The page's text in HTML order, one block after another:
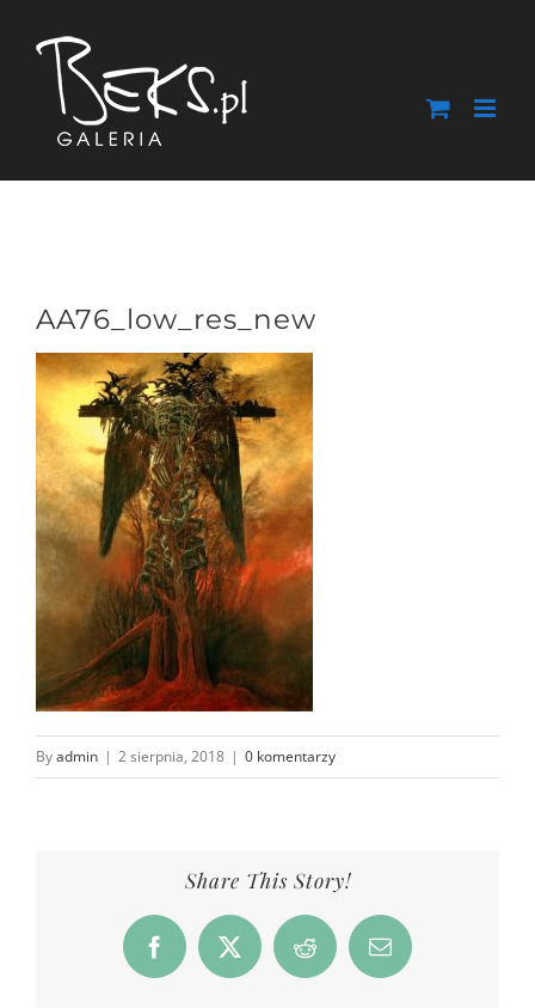
zawartości
AA76_low_res_new
Byadmin | 2 sierpnia, 2018 | 0 komentarzy
Share This Story!
Facebook
X Reddit Email